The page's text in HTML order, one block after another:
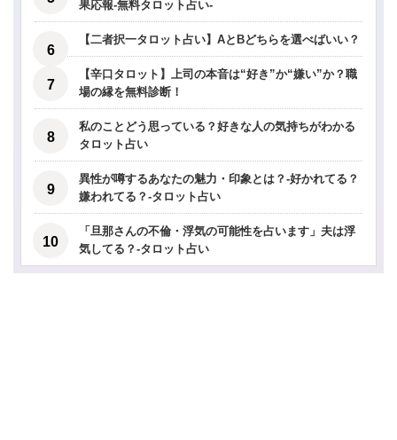
果応報-無料タロット占い-
【二者択一タロット占い】AとBどちらを選べばいい？
【辛口タロット】上司の本音は“好き”か“嫌い”か？職
場の縁を無料診断！
私のことどう思っている？好きな人の気持ちがわかる
タロット占い
異性が噂するあなたの魅力・印象とは？-好かれてる？
嫌われてる？-タロット占い
「旦那さんの不倫・浮気の可能性を占います」夫は浮
気してる？-タロット占い